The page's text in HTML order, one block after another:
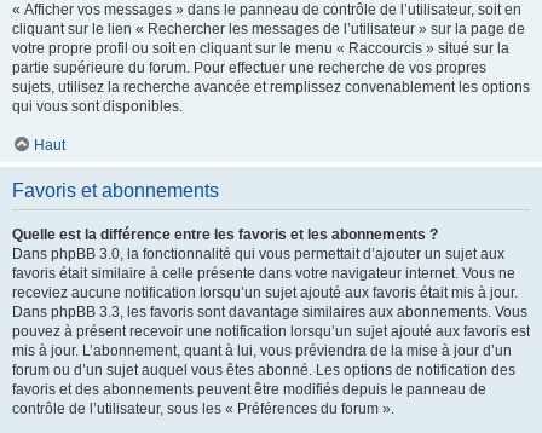
« Afficher vos messages » dans le panneau de contrôle de l’utilisateur, soit en
cliquant sur le lien « Rechercher les messages de l’utilisateur » sur la page de
votre propre profil ou soit en cliquant sur le menu « Raccourcis » situé sur la
partie supérieure du forum. Pour effectuer une recherche de vos propres
sujets, utilisez la recherche avancée et remplissez convenablement les options
qui vous sont disponibles.
Haut
Favoris et abonnements
Quelle est la différence entre les favoris et les abonnements ?
Dans phpBB 3.0, la fonctionnalité qui vous permettait d’ajouter un sujet aux
favoris était similaire à celle présente dans votre navigateur internet. Vous ne
receviez aucune notification lorsqu’un sujet ajouté aux favoris était mis à jour.
Dans phpBB 3.3, les favoris sont davantage similaires aux abonnements. Vous
pouvez à présent recevoir une notification lorsqu’un sujet ajouté aux favoris est
mis à jour. L’abonnement, quant à lui, vous préviendra de la mise à jour d’un
forum ou d’un sujet auquel vous êtes abonné. Les options de notification des
favoris et des abonnements peuvent être modifiés depuis le panneau de
contrôle de l’utilisateur, sous les « Préférences du forum ».